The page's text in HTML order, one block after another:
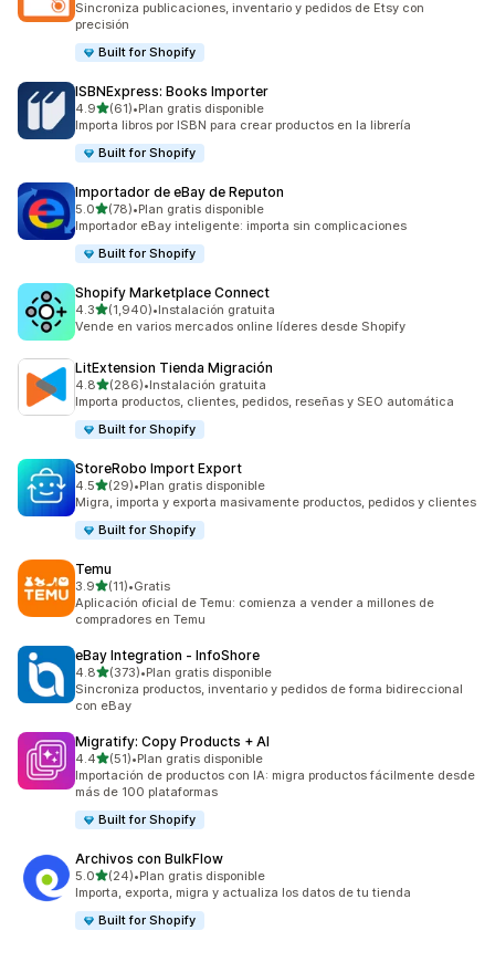
Sincroniza publicaciones, inventario y pedidos de Etsy con
precisión
Built for Shopify
ISBNExpress: Books Importer
4.9de 5 estrellas
(61)
61 reseñas en total
•Plan gratis disponible
Importa libros por ISBN para crear productos en la librería
Built for Shopify
Importador de eBay de Reputon
5.0de 5 estrellas
(78)
78 reseñas en total
•Plan gratis disponible
Importador eBay inteligente: importa sin complicaciones
Built for Shopify
Shopify Marketplace Connect
4.3de 5 estrellas
(1,940)
1940 reseñas en total
•Instalación gratuita
Vende en varios mercados online líderes desde Shopify
LitExtension Tienda Migración
4.8de 5 estrellas
(286)
286 reseñas en total
•Instalación gratuita
Importa productos, clientes, pedidos, reseñas y SEO automática
Built for Shopify
StoreRobo Import Export
4.5de 5 estrellas
(29)
29 reseñas en total
•Plan gratis disponible
Migra, importa y exporta masivamente productos, pedidos y clientes
Built for Shopify
Temu
3.9de 5 estrellas
(11)
11 reseñas en total
•Gratis
Aplicación oficial de Temu: comienza a vender a millones de
compradores en Temu
eBay Integration ‑ InfoShore
4.8de 5 estrellas
(373)
373 reseñas en total
•Plan gratis disponible
Sincroniza productos, inventario y pedidos de forma bidireccional
con eBay
Migratify: Copy Products + AI
4.4de 5 estrellas
(51)
51 reseñas en total
•Plan gratis disponible
Importación de productos con IA: migra productos fácilmente desde
más de 100 plataformas
Built for Shopify
Archivos con BulkFlow
5.0de 5 estrellas
(24)
24 reseñas en total
•Plan gratis disponible
Importa, exporta, migra y actualiza los datos de tu tienda
Built for Shopify